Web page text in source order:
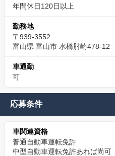
年間休日120日以上
勤務地
〒939-3552
富山県 富山市 水橋肘崎478-12
車通勤
可
応募条件
車関連資格
普通自動車運転免許
中型自動車運転免許あれば尚可